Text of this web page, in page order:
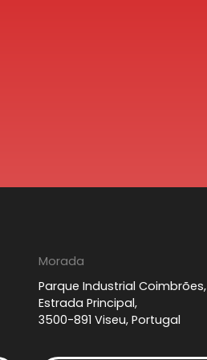
Morada
Parque Industrial Coimbrões,
Estrada Principal,
3500-891 Viseu, Portugal